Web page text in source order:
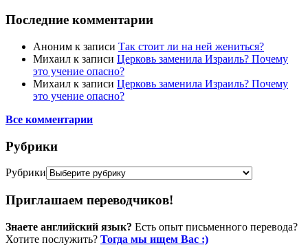
Последние комментарии
Аноним к записи Так стоит ли на ней жениться?
Михаил к записи Церковь заменила Израиль? Почему
это учение опасно?
Михаил к записи Церковь заменила Израиль? Почему
это учение опасно?
Все комментарии
Рубрики
Рубрики
Приглашаем переводчиков!
Знаете английский язык? Есть опыт письменного перевода?
Хотите послужить? Тогда мы ищем Вас :)